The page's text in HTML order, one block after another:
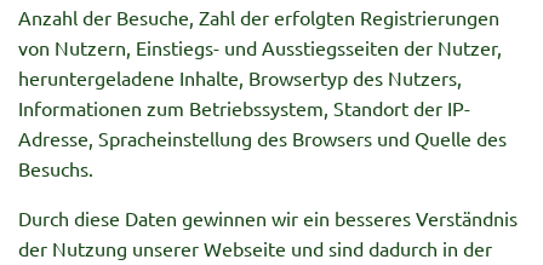
Anzahl der Besuche, Zahl der erfolgten Registrierungen
von Nutzern, Einstiegs- und Ausstiegsseiten der Nutzer,
heruntergeladene Inhalte, Browsertyp des Nutzers,
Informationen zum Betriebssystem, Standort der IP-
Adresse, Spracheinstellung des Browsers und Quelle des
Besuchs.
Durch diese Daten gewinnen wir ein besseres Verständnis
der Nutzung unserer Webseite und sind dadurch in der